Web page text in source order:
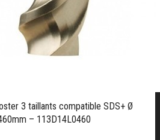
3 taillants compatible SDS+ Ø
– 113D14L0460